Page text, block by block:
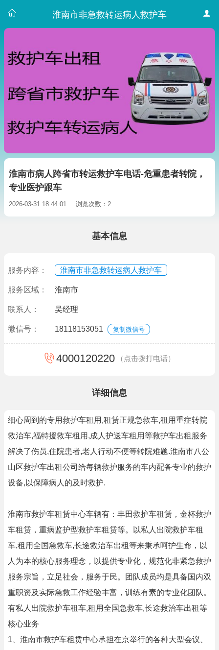
淮南市非急救转运病人救护车
淮南市病人跨省市转运救护车电话-危重患者转院，
专业医护跟车
2026-03-31 18:44:01 浏览次数：2
基本信息
服务内容： 淮南市非急救转运病人救护车
服务区域： 淮南市
联系人： 吴经理
微信号： 18118153051 复制微信号
4000120220 （点击拨打电话）
详细信息
细心周到的专用救护车租用,租赁正规急救车,租用重症转院
救治车,福特援救车租用,成人护送车租用等救护车出租服务
解决了伤员,住院患者,老人行动不便等转院难题.淮南市八公
山区救护车出租公司给每辆救护服务的车内配备专业的救护
设备,以保障病人的及时救护.
淮南市救护车租赁中心车辆有：丰田救护车租赁，金杯救护
车租赁，重病监护型救护车租赁等。以私人出院救护车租
车,租用全国急救车,长途救治车出租等来秉承呵护生命，以
人为本的核心服务理念，以提供专业化，规范化非紧急救护
服务宗旨，立足社会，服务于民。团队成员均是具备国内双
重职资及实际急救工作经验丰富，训练有素的专业化团队。
有私人出院救护车租车,租用全国急救车,长途救治车出租等
核心业务
1、淮南市救护车租赁中心承担在京举行的各种大型会议、